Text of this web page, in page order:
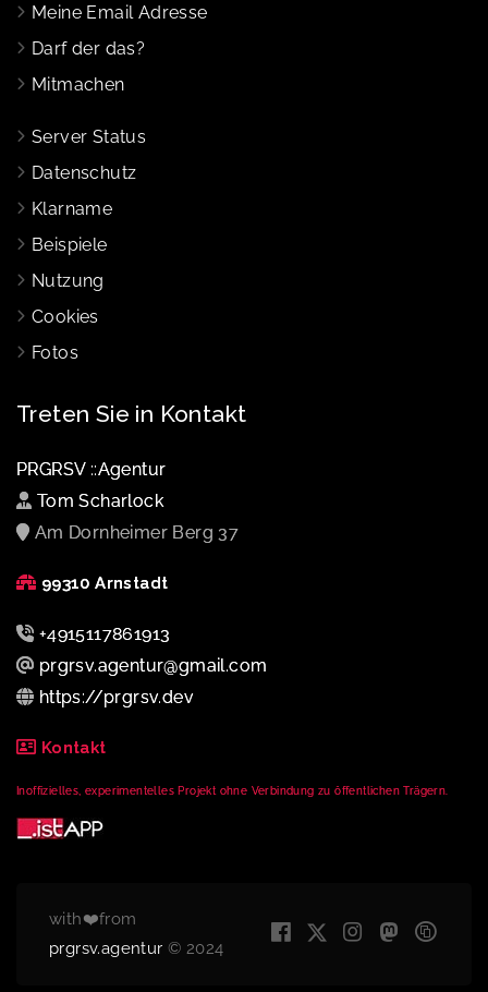
Meine Email Adresse
Darf der das?
Mitmachen
Server Status
Datenschutz
Klarname
Beispiele
Nutzung
Cookies
Fotos
Treten Sie in Kontakt
PRGRSV ::Agentur
Tom Scharlock
Am Dornheimer Berg 37
99310 Arnstadt
+4915117861913
prgrsv.agentur@gmail.com
https://prgrsv.dev
Kontakt
Inoffizielles, experimentelles Projekt ohne Verbindung zu öffentlichen Trägern.
with❤️from
prgrsv.agentur © 2024